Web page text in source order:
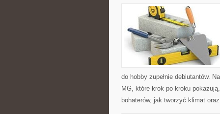
do hobby zupełnie debiutantów.
MG, które krok po kroku
bohaterów, jak tworzyć klimat